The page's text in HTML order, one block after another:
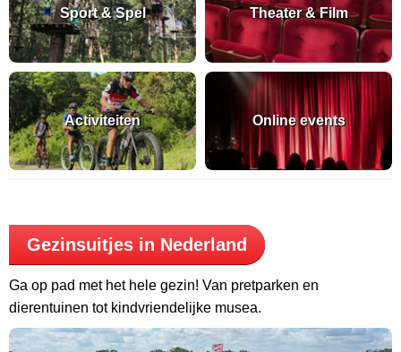
Sport & Spel Theater & Film
Activiteiten Online events
Gezinsuitjes in Nederland
Ga op pad met het hele gezin! Van pretparken en
dierentuinen tot kindvriendelijke musea.